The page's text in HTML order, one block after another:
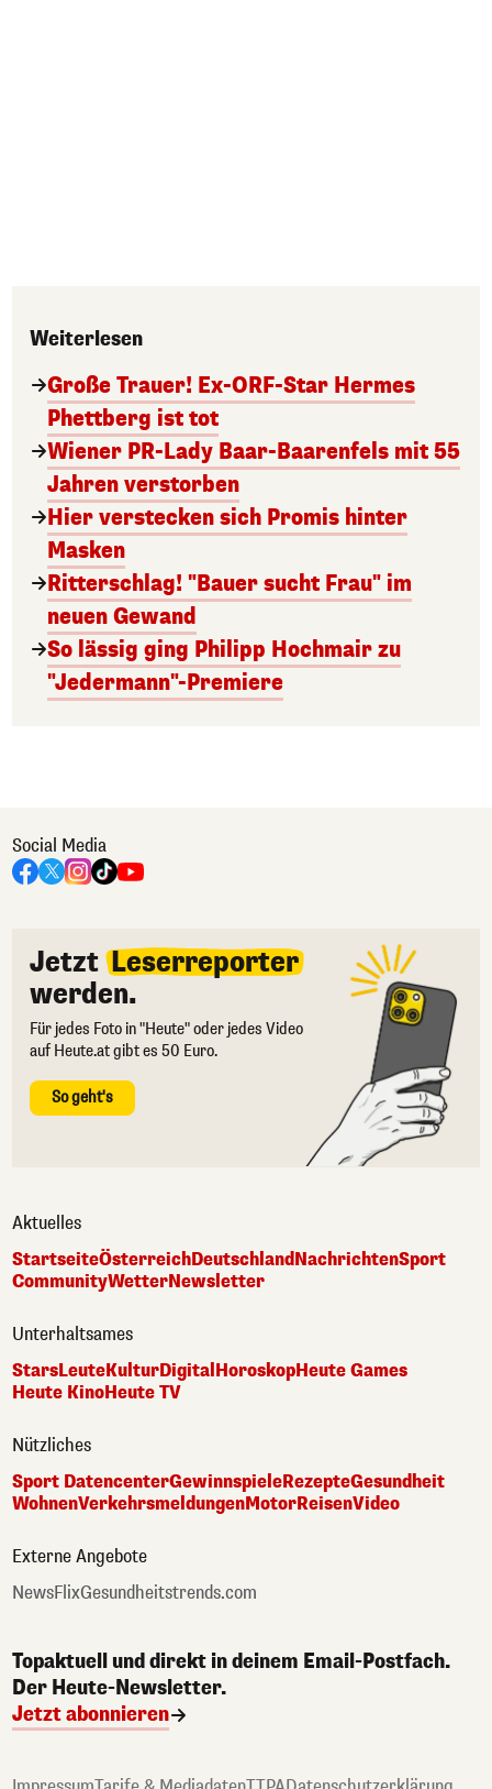
Weiterlesen
Große Trauer! Ex-ORF-Star Hermes
Phettberg ist tot
Wiener PR-Lady Baar-Baarenfels mit 55
Jahren verstorben
Hier verstecken sich Promis hinter
Masken
Ritterschlag! "Bauer sucht Frau" im
neuen Gewand
So lässig ging Philipp Hochmair zu
"Jedermann"-Premiere
Social Media
Jetzt Leserreporter
werden.
Für jedes Foto in "Heute" oder jedes Video
auf Heute.at gibt es 50 Euro.
So geht's
Aktuelles
StartseiteÖsterreichDeutschlandNachrichtenSport
CommunityWetterNewsletter
Unterhaltsames
StarsLeuteKulturDigital HoroskopHeute Games
Heute KinoHeute TV
Nützliches
Sport DatencenterGewinnspieleRezepteGesundheit
WohnenVerkehrsmeldungenMotorReisenVideo
Externe Angebote
NewsFlixGesundheitstrends.com
Topaktuell und direkt in deinem Email-Postfach.
Der Heute-Newsletter.
Jetzt abonnieren